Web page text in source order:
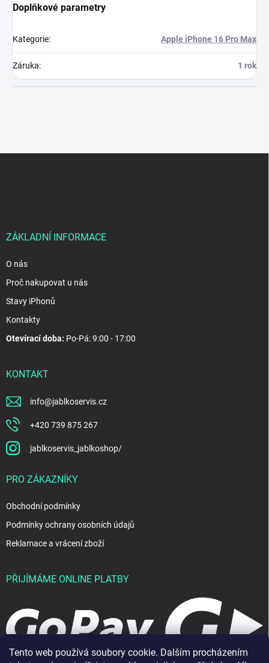
Tento web používá soubory cookie. Dalším procházením
Doplňkové parametry
Kategorie: Apple iPhone 16 Pro Max
Záruka: 1 rok
ZÁKLADNÍ INFORMACE
O nás
Proč nakupovat u nás
Stavy iPhonů
Kontakty
Otevírací doba: Po-Pá: 9:00 - 17:00
KONTAKT
info@jablkoservis.cz
+420 739 875 267
jablkoservis_jablkoshop/
PRO ZÁKAZNÍKY
Obchodní podmínky
Podmínky ochrany osobních údajů
Reklamace a vrácení zboží
PŘIJÍMÁME ONLINE PLATBY